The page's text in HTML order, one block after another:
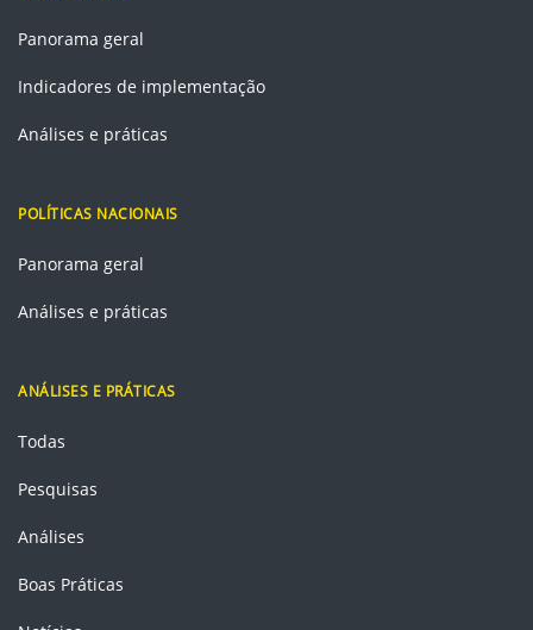
Panorama geral
Indicadores de implementação
Análises e práticas
POLÍTICAS NACIONAIS
Panorama geral
Análises e práticas
ANÁLISES E PRÁTICAS
Todas
Pesquisas
Análises
Boas Práticas